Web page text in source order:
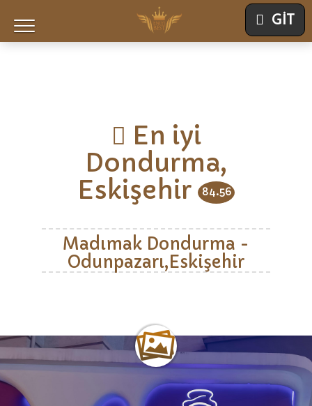
En iyi
Dondurma,
Eskişehir
84.56
Madımak Dondurma -
Odunpazarı,Eskişehir
GİT